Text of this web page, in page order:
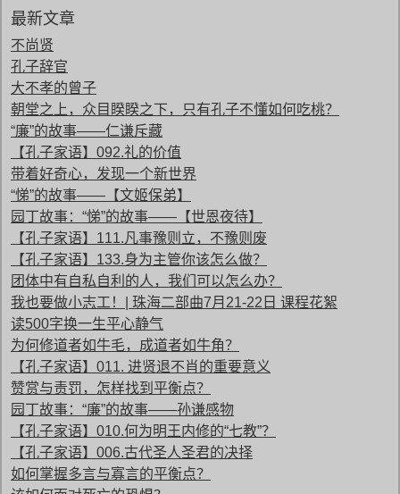
最新文章
不尚贤
孔子辞官
大不孝的曾子
朝堂之上，众目睽睽之下，只有孔子不懂如何吃桃？
“廉”的故事——仁谦斥藏
【孔子家语】092.礼的价值
带着好奇心，发现一个新世界
“悌”的故事——【文姬保弟】
园丁故事：“悌”的故事——【世恩夜待】
【孔子家语】111.凡事豫则立，不豫则废
【孔子家语】133.身为主管你该怎么做？
团体中有自私自利的人，我们可以怎么办？
我也要做小志工！| 珠海二部曲7月21-22日 课程花絮
读500字换一生平心静气
为何修道者如牛毛，成道者如牛角？
【孔子家语】011. 进贤退不肖的重要意义
赞赏与责罚，怎样找到平衡点？
园丁故事：“廉”的故事——孙谦感物
【孔子家语】010.何为明王内修的“七教”？
【孔子家语】006.古代圣人圣君的决择
如何掌握多言与寡言的平衡点？